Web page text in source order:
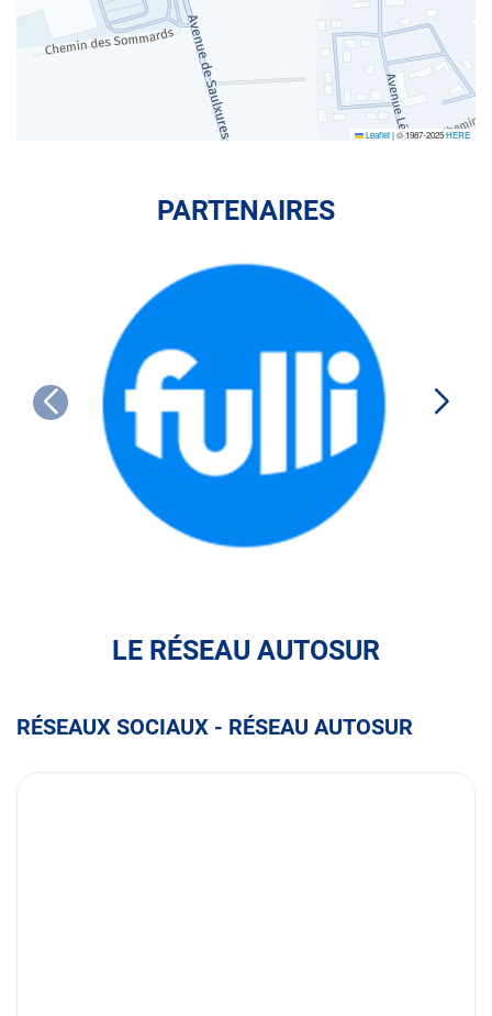
Leaflet|© 1987-2025HERE
PARTENAIRES
LE RÉSEAU AUTOSUR
RÉSEAUX SOCIAUX - RÉSEAU AUTOSUR